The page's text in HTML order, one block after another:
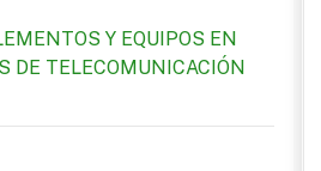
Y EQUIPOS EN
DE TELECOMUNICACIÓN